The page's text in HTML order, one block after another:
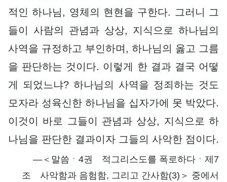
적인 하나님, 영체의 현현을 구한다. 그러니 그
들이 사람의 관념과 상상, 지식으로 하나님의
사역을 규정하고 부인하며, 하나님의 옳고 그름
을 판단하는 것이다. 이렇게 한 결과 결국 어떻
게 되었느냐? 하나님의 사역을 정죄하는 것도
모자라 성육신한 하나님을 십자가에 못 박았다.
이것이 바로 그들이 관념과 상상, 지식으로 하
나님을 판단한 결과이자 그들의 사악한 점이다.
―＜말씀ㆍ4권 적그리스도를 폭로하다ㆍ제7
조 사악함과 음험함, 그리고 간사함(3)＞ 중에서